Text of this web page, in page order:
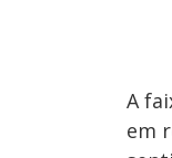
A
em